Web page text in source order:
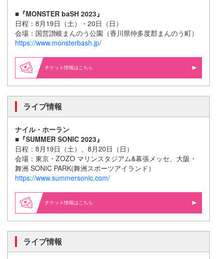
■『MONSTER baSH 2023』
日程：8月19日（土）・20日（日）
会場：国営讃岐まんのう公園（香川県仲多度郡まんのう町）
https://www.monsterbash.jp/
情報はこちら
ライブ情報
ナイル・ホーラン
■『SUMMER SONIC 2023』
日程：8月19日（土）、8月20日（日）
会場：東京・ZOZO マリンスタジアム&幕張メッセ、大阪・
舞洲 SONIC PARK(舞洲スポーツアイランド）
https://www.summersonic.com/
情報はこちら
ライブ情報